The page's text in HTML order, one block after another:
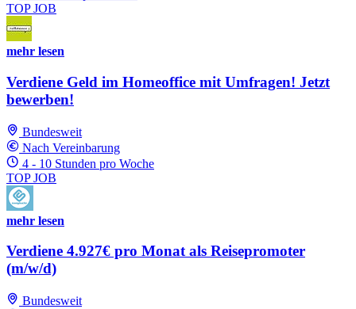
TOP JOB
mehr lesen
Verdiene Geld im Homeoffice mit Umfragen! Jetzt
bewerben!
Bundesweit
Nach Vereinbarung
4 - 10 Stunden pro Woche
TOP JOB
mehr lesen
Verdiene 4.927€ pro Monat als Reisepromoter
(m/w/d)
Bundesweit